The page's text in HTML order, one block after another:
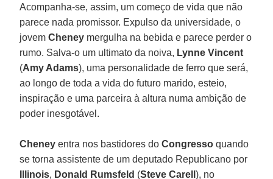
Acompanha-se, assim, um começo de vida que não
parece nada promissor. Expulso da universidade, o
jovemCheney mergulha na bebida e parece perder o
rumo. Salva-o um ultimato da noiva, Lynne Vincent
(Amy Adams), uma personalidade de ferro que será,
ao longo de toda a vida do futuro marido, esteio,
inspiração e uma parceira à altura numa ambição de
poder inesgotável.
Cheney entra nos bastidores doCongresso quando
se torna assistente de um deputado Republicano por
Illinois, Donald Rumsfeld (Steve Carell), no